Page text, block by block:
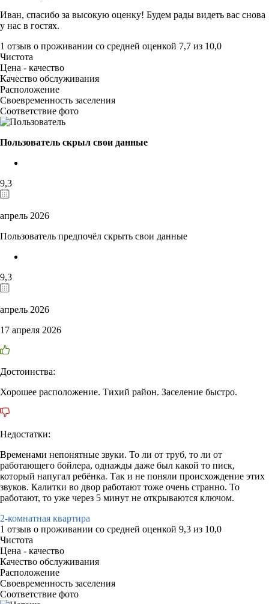
Иван, спасибо за высокую оценку! Будем рады видеть вас снова
у нас в гостях.
1 отзыв о проживании со средней оценкой 7,7 из 10,0
Чистота
Цена - качество
Качество обслуживания
Расположение
Своевременность заселения
Соответствие фото
Пользователь скрыл свои данные
9,3
апрель 2026
Пользователь предпочёл скрыть свои данные
9,3
апрель 2026
17 апреля 2026
Достоинства:
Хорошее расположение. Тихий район. Заселение быстро.
Недостатки:
Временами непонятные звуки. То ли от труб, то ли от
работающего бойлера, однажды даже был какой то писк,
который напугал ребёнка. Так и не поняли происхождение этих
звуков. Калитки во двор работают тоже очень странно. То
работают, то уже через 5 минут не открываются ключом.
2-комнатная квартира
1 отзыв о проживании со средней оценкой 9,3 из 10,0
Чистота
Цена - качество
Качество обслуживания
Расположение
Своевременность заселения
Соответствие фото